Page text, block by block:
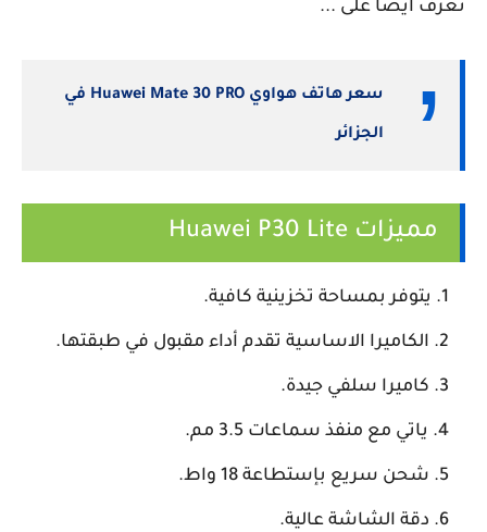
تعرف أيضا على ...
سعر هاتف هواوي Huawei Mate 30 PRO في
الجزائر
مميزات Huawei P30 Lite
يتوفر بمساحة تخزينية كافية.
الكاميرا الاساسية تقدم أداء مقبول في طبقتها.
كاميرا سلفي جيدة.
ياتي مع منفذ سماعات 3.5 مم.
شحن سريع بإستطاعة 18 واط.
دقة الشاشة عالية.